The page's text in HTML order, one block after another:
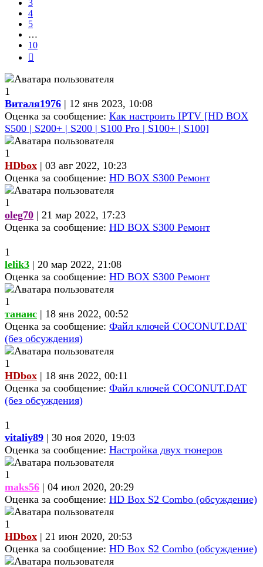
3
4
5
…
10
1
Виталя1976 | 12 янв 2023, 10:08
Оценка за сообщение: Как настроить IPTV [HD BOX
S500 | S200+ | S200 | S100 Pro | S100+ | S100]
1
HDbox | 03 авг 2022, 10:23
Оценка за сообщение: HD BOX S300 Ремонт
1
oleg70 | 21 мар 2022, 17:23
Оценка за сообщение: HD BOX S300 Ремонт
1
lelik3 | 20 мар 2022, 21:08
Оценка за сообщение: HD BOX S300 Ремонт
1
танаис | 18 янв 2022, 00:52
Оценка за сообщение: Файл ключей COCONUT.DAT
(без обсуждения)
1
HDbox | 18 янв 2022, 00:11
Оценка за сообщение: Файл ключей COCONUT.DAT
(без обсуждения)
1
vitaliy89 | 30 ноя 2020, 19:03
Оценка за сообщение: Настройка двух тюнеров
1
maks56 | 04 июл 2020, 20:29
Оценка за сообщение: HD Box S2 Combo (обсуждение)
1
HDbox | 21 июн 2020, 20:53
Оценка за сообщение: HD Box S2 Combo (обсуждение)